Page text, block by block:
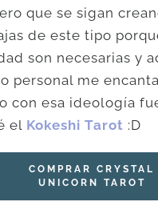
que se sigan
de este tipo
son necesarias y
personal me
con esa ideología
el Kokeshi Tarot :D
COMPRAR CRYSTAL
UNICORN TAROT